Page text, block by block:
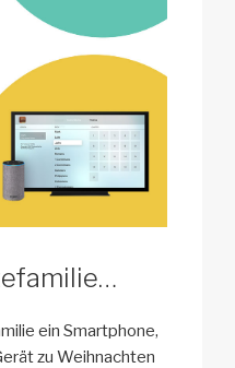
ein Smartphone,
zu Weihnachten